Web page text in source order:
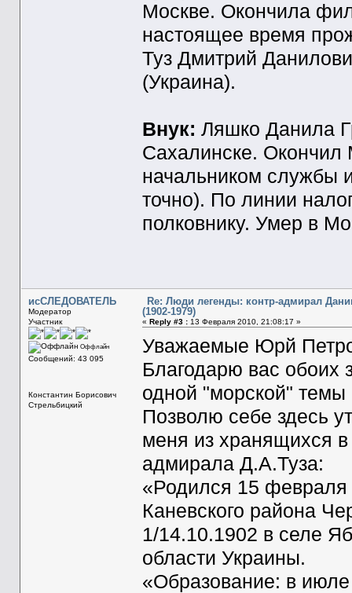
Москве. Окончила
настоящее время
Туз Дмитрий
(Украина).
Внук: Ляшко Данила
Сахалинске.
начальником службы
точно). По линии
полковнику. Умер в
исСЛЕДОВАТЕЛЬ
Модератор
Участник
Оффлайн
Сообщений: 43 095
Константин Борисович
Стрельбицкий
Re: Люди легенды: контр-адмирал
(1902-1979)
« Reply #3 :13 Февраля 2010, 21:08:17 »
Уважаемые Юрй
Благодарю вас обоих
одной "морской"
Позволю себе здесь
меня из хранящихся
адмирала Д.А.Туза:
«Родился 15 февраля
Каневского района
1/14.10.1902 в селе
области Украины.
«Образование: в июле